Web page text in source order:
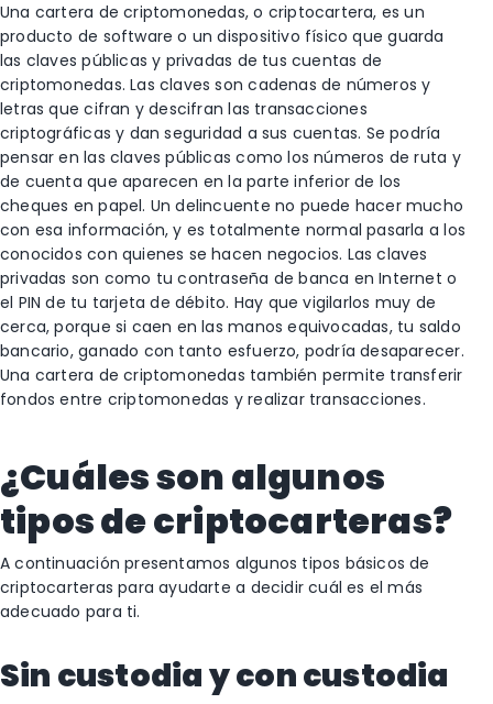
Una cartera de criptomonedas, o criptocartera, es un
producto de software o un dispositivo físico que guarda
las claves públicas y privadas de tus cuentas de
criptomonedas. Las claves son cadenas de números y
letras que cifran y descifran las transacciones
criptográficas y dan seguridad a sus cuentas. Se podría
pensar en las claves públicas como los números de ruta y
de cuenta que aparecen en la parte inferior de los
cheques en papel. Un delincuente no puede hacer mucho
con esa información, y es totalmente normal pasarla a los
conocidos con quienes se hacen negocios. Las claves
privadas son como tu contraseña de banca en Internet o
el PIN de tu tarjeta de débito. Hay que vigilarlos muy de
cerca, porque si caen en las manos equivocadas, tu saldo
bancario, ganado con tanto esfuerzo, podría desaparecer.
Una cartera de criptomonedas también permite transferir
fondos entre criptomonedas y realizar transacciones.
¿Cuáles son algunos
tipos de criptocarteras?
A continuación presentamos algunos tipos básicos de
criptocarteras para ayudarte a decidir cuál es el más
adecuado para ti.
Sin custodia y con custodia